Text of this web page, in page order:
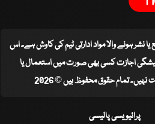
یا نشر ہونے والا مواد ادارتی ٹیم کی کاوش ہے۔ اس
پیشگی اجازت کسی بھی صورت میں استعمال یا
نہیں۔ تمام حقوق محفوظ ہیں © 2026
پرائیویسی پالیسی